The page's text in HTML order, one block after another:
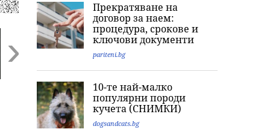
Проклятието на
Дрейк се завърна:
Рапърът изгоря с 1
милион долара
Тони Стораро:
Песните са си
песни, истинската
болка е друга
Прекратяване на
договор за наем:
процедура, срокове и
ключови документи
pariteni.bg
10-те най-малко
популярни породи
кучета (СНИМКИ)
dogsandcats.bg